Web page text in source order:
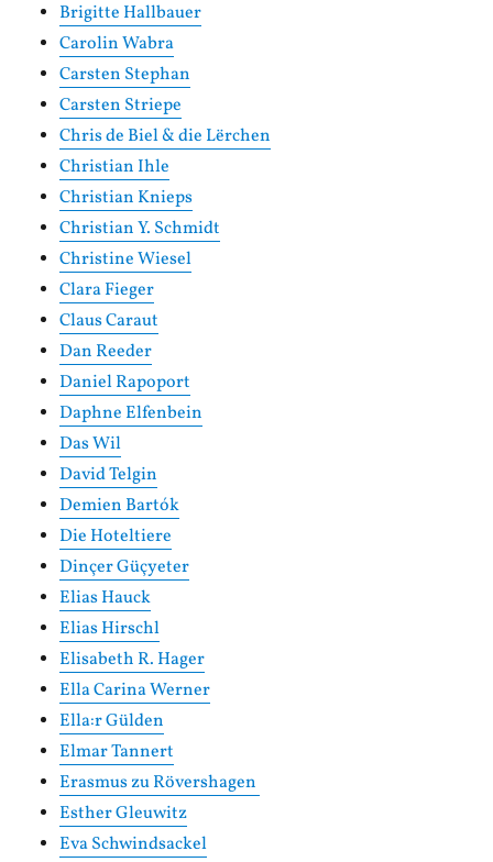
Brigitte Hallbauer
Carolin Wabra
Carsten Stephan
Carsten Striepe
Chris de Biel & die Lërchen
Christian Ihle
Christian Knieps
Christian Y. Schmidt
Christine Wiesel
Clara Fieger
Claus Caraut
Dan Reeder
Daniel Rapoport
Daphne Elfenbein
Das Wil
David Telgin
Demien Bartók
Die Hoteltiere
Dinçer Güçyeter
Elias Hauck
Elias Hirschl
Elisabeth R. Hager
Ella Carina Werner
Ella:r Gülden
Elmar Tannert
Erasmus zu Rövershagen
Esther Gleuwitz
Eva Schwindsackel